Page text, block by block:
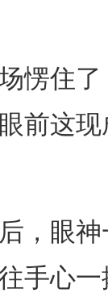
住了
前这
眼神
手心